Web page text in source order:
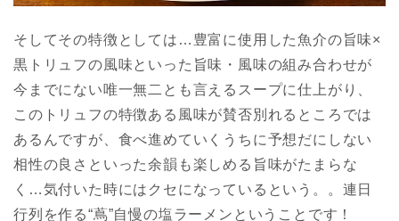
そしてその特徴としては…豊富に使用した魚介の旨味×
黒トリュフの風味といった旨味・風味の組み合わせが
今までにない唯一無二とも言えるスープに仕上がり、
このトリュフの特徴ある風味が賛否別れるところでは
あるんですが、食べ進めていくうちに予想だにしない
相性の良さといった余韻も楽しめる旨味がたまらな
く…気付いた時にはクセになっているという。。連日
行列を作る“蔦”自慢の塩ラーメンということです！